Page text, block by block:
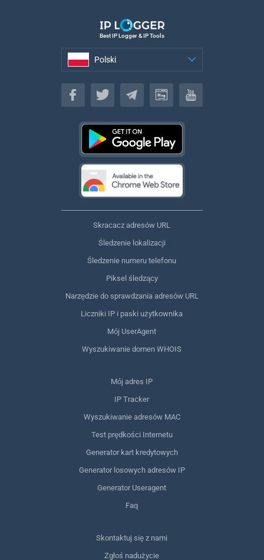
Best IP Logger & IP Tools
Polski
Polski
Skracacz adresów URL
Śledzenie lokalizacji
Śledzenie numeru telefonu
Piksel śledzący
Narzędzie do sprawdzania adresów URL
Liczniki IP i paski użytkownika
Mój UserAgent
Wyszukiwanie domen WHOIS
Mój adres IP
IP Tracker
Wyszukiwanie adresów MAC
Test prędkości Internetu
Generator kart kredytowych
Generator losowych adresów IP
Generator Useragent
Faq
Skontaktuj się z nami
Zgłoś nadużycie